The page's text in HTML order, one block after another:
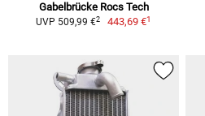
Gabelbrücke Rocs Tech
UVP 509,99 €2 443,69 €1